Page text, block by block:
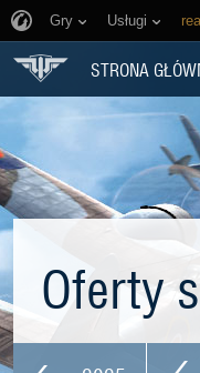
Gry Usługi
STRONA
Oferty